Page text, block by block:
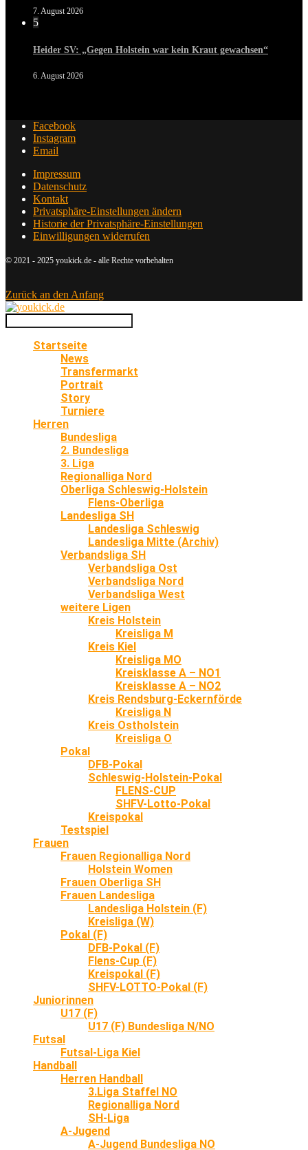
7. August 2026
5
Heider SV: „Gegen Holstein war kein Kraut gewachsen“
6. August 2026
Facebook
Instagram
Email
Impressum
Datenschutz
Kontakt
Privatsphäre-Einstellungen ändern
Historie der Privatsphäre-Einstellungen
Einwilligungen widerrufen
© 2021 - 2025 youkick.de - alle Rechte vorbehalten
Zurück an den Anfang
Startseite
News
Transfermarkt
Portrait
Story
Turniere
Herren
Bundesliga
2. Bundesliga
3. Liga
Regionalliga Nord
Oberliga Schleswig-Holstein
Flens-Oberliga
Landesliga SH
Landesliga Schleswig
Landesliga Mitte (Archiv)
Verbandsliga SH
Verbandsliga Ost
Verbandsliga Nord
Verbandsliga West
weitere Ligen
Kreis Holstein
Kreisliga M
Kreis Kiel
Kreisliga MO
Kreisklasse A – NO1
Kreisklasse A – NO2
Kreis Rendsburg-Eckernförde
Kreisliga N
Kreis Ostholstein
Kreisliga O
Pokal
DFB-Pokal
Schleswig-Holstein-Pokal
FLENS-CUP
SHFV-Lotto-Pokal
Kreispokal
Testspiel
Frauen
Frauen Regionalliga Nord
Holstein Women
Frauen Oberliga SH
Frauen Landesliga
Landesliga Holstein (F)
Kreisliga (W)
Pokal (F)
DFB-Pokal (F)
Flens-Cup (F)
Kreispokal (F)
SHFV-LOTTO-Pokal (F)
Juniorinnen
U17 (F)
U17 (F) Bundesliga N/NO
Futsal
Futsal-Liga Kiel
Handball
Herren Handball
3.Liga Staffel NO
Regionalliga Nord
SH-Liga
A-Jugend
A-Jugend Bundesliga NO